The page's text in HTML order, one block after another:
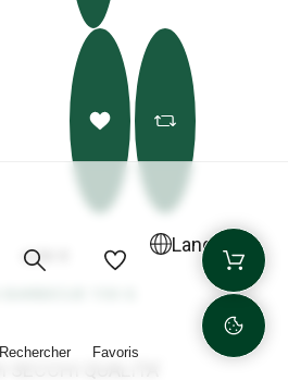
4,50 €
Rechercher Favoris
Langue